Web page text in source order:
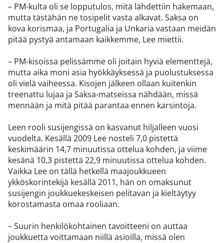
– PM-kulta oli se lopputulos, mitä lähdettiin hakemaan,
mutta tästähän ne tosipelit vasta alkavat. Saksa on
kova korismaa, ja Portugalia ja Unkaria vastaan meidän
pitää pystyä antamaan kaikkemme, Lee miettii.
– PM-kisoissa pelissämme oli joitain hyviä elementtejä,
mutta aika moni asia hyökkäyksessä ja puolustuksessa
oli vielä vaiheessa. Kisojen jälkeen ollaan kuitenkin
treenattu lujaa ja Saksa-matseissa nähdään, missä
mennään ja mitä pitää parantaa ennen karsintoja.
Leen rooli susijengissä on kasvanut hiljalleen vuosi
vuodelta. Kesällä 2009 Lee nosteli 7,0 pistettä
keskimäärin 14,7 minuutissa ottelua kohden, ja viime
kesänä 10,3 pistettä 22,9 minuutissa ottelua kohden.
Vaikka Lee on tällä hetkellä maajoukkueen
ykköskorintekijä kesällä 2011, hän on omaksunut
susijengin joukkuekeskeisen pelitavan ja kieltäytyy
korostamasta omaa rooliaan.
– Suurin henkilökohtainen tavoitteeni on auttaa
joukkuetta voittamaan niillä asioilla, missä olen